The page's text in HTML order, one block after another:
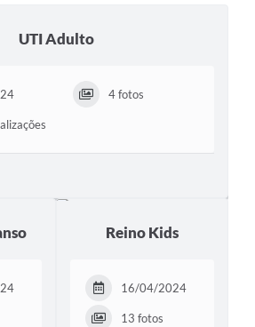
UTI Adulto
4 fotos
Reino Kids
16/04/2024
13 fotos